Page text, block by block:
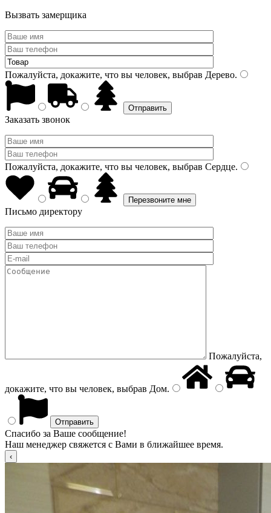
Вызвать замерщика
Пожалуйста, докажите, что вы человек, выбрав Дерево.
Заказать звонок
Пожалуйста, докажите, что вы человек, выбрав Сердце.
Письмо директору
Пожалуйста,
докажите, что вы человек, выбрав Дом.
Спасибо за Ваше сообщение!
Наш менеджер свяжется с Вами в ближайшее время.